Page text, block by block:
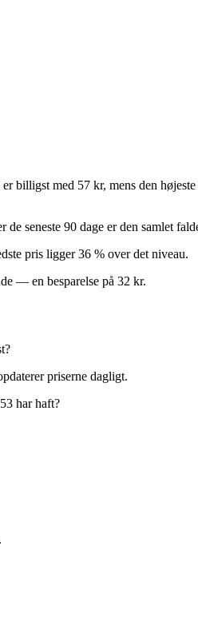
billigst med 57 kr, mens den
seneste 90 dage er den samlet
pris ligger 36 % over det niveau.
— en besparelse på 32 kr.
priserne dagligt.
har haft?